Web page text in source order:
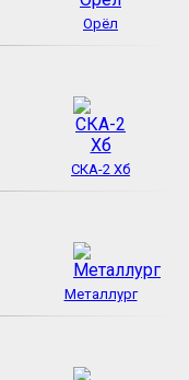
Орёл
СКА-2 Хб
Металлург